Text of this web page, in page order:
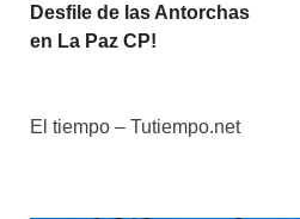
Desfile de las Antorchas
en La Paz CP!
El tiempo – Tutiempo.net